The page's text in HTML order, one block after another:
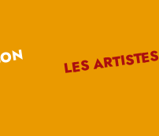
LES ARTISTES